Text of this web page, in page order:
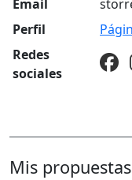
Email
Perfil
Redes
sociales
Mis propuestas